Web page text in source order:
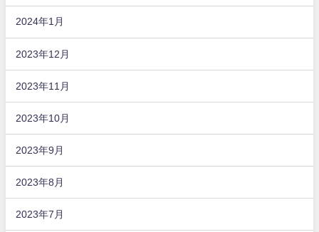
2024年1月
2023年12月
2023年11月
2023年10月
2023年9月
2023年8月
2023年7月